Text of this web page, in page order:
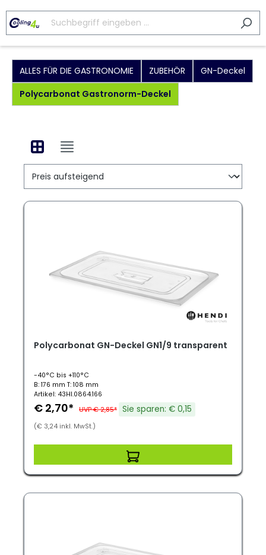
ALLES FÜR DIE GASTRONOMIE ZUBEHÖR
GN-Deckel
Polycarbonat Gastronorm-Deckel
Polycarbonat GN-Deckel GN1/9 transparent
-40°C bis +110°C
B: 176 mm T: 108 mm
Artikel: 43HI.0864.166
€ 2,70* UVP € 2,85* Sie sparen: € 0,15
(€ 3,24 inkl. MwSt.)